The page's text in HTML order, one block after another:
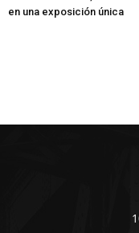
en una exposición única